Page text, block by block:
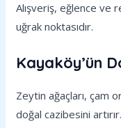
Alışveriş, eğlence ve
uğrak noktasıdır.
Kayaköy’ün
Zeytin ağaçları, çam
doğal cazibesini artırır.